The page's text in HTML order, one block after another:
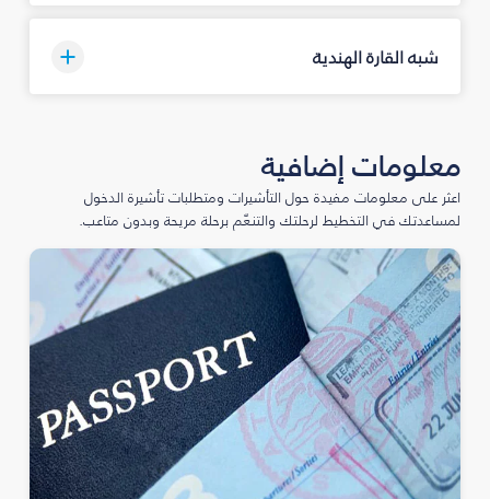
شبه القارة الهندية
معلومات إضافية
اعثر على معلومات مفيدة حول التأشيرات ومتطلبات تأشيرة الدخول
لمساعدتك في التخطيط لرحلتك والتنعّم برحلة مريحة وبدون متاعب.